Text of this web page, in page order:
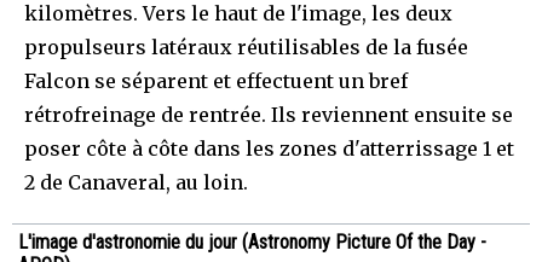
kilomètres. Vers le haut de l'image, les deux
propulseurs latéraux réutilisables de la fusée
Falcon se séparent et effectuent un bref
rétrofreinage de rentrée. Ils reviennent ensuite se
poser côte à côte dans les zones d'atterrissage 1 et
2 de Canaveral, au loin.
L'image d'astronomie du jour (Astronomy Picture Of the Day -